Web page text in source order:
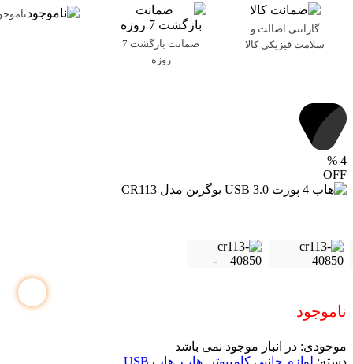
گارانتی اصالت و
سلامت فیزیکی کالا
ضمانت بازگشت 7
روزه
4
%
OFF
ناموجود
موجودی: در انبار موجود نمی باشد